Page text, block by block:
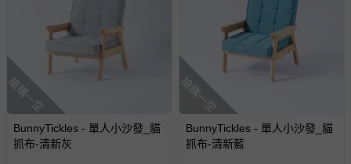
搶購一空
BunnyTickles - 單人小沙發_貓
抓布-清新灰
搶購一空
BunnyTickles - 單人小沙發_貓
抓布-清新藍